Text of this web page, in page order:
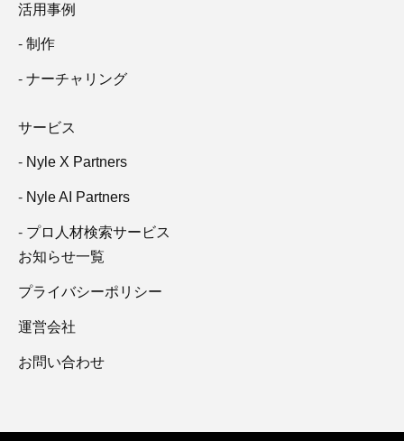
活用事例
制作
ナーチャリング
サービス
Nyle X Partners
Nyle AI Partners
プロ人材検索サービス
お知らせ一覧
プライバシーポリシー
運営会社
お問い合わせ